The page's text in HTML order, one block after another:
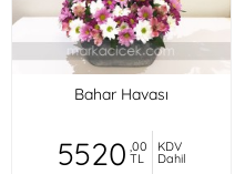
Bahar Havası
5520 ,00
TL
KDV
Dahil